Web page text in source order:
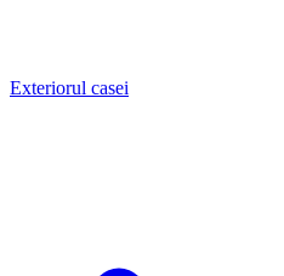
Exteriorul casei